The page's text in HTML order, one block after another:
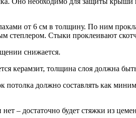
от 6 см в толщину. По ним
степлером. Стыки проклеивают
снижается.
керамзит, толщина слоя должна
потолка должно составлять как
– достаточно будет стяжки из